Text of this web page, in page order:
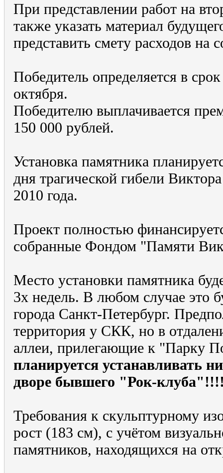
При представлении работ на
также указать материал
представить смету расходов на
Победитель определяется в
октября.
Победителю выплачивается
150 000 рублей.
Установка памятника
дня трагической гибели
2010 года.
Проект полностью
собранные Фондом "Памяти
Место установки памятника
3х недель. В любом случае это
города Санкт-Петербург.
территория у СКК, но в
аллеи, прилегающие к "Парку
планируется устанавливать
дворе бывшего "Рок-
Требования к скульптурному
рост (183 см), с учётом
памятников, находящихся на